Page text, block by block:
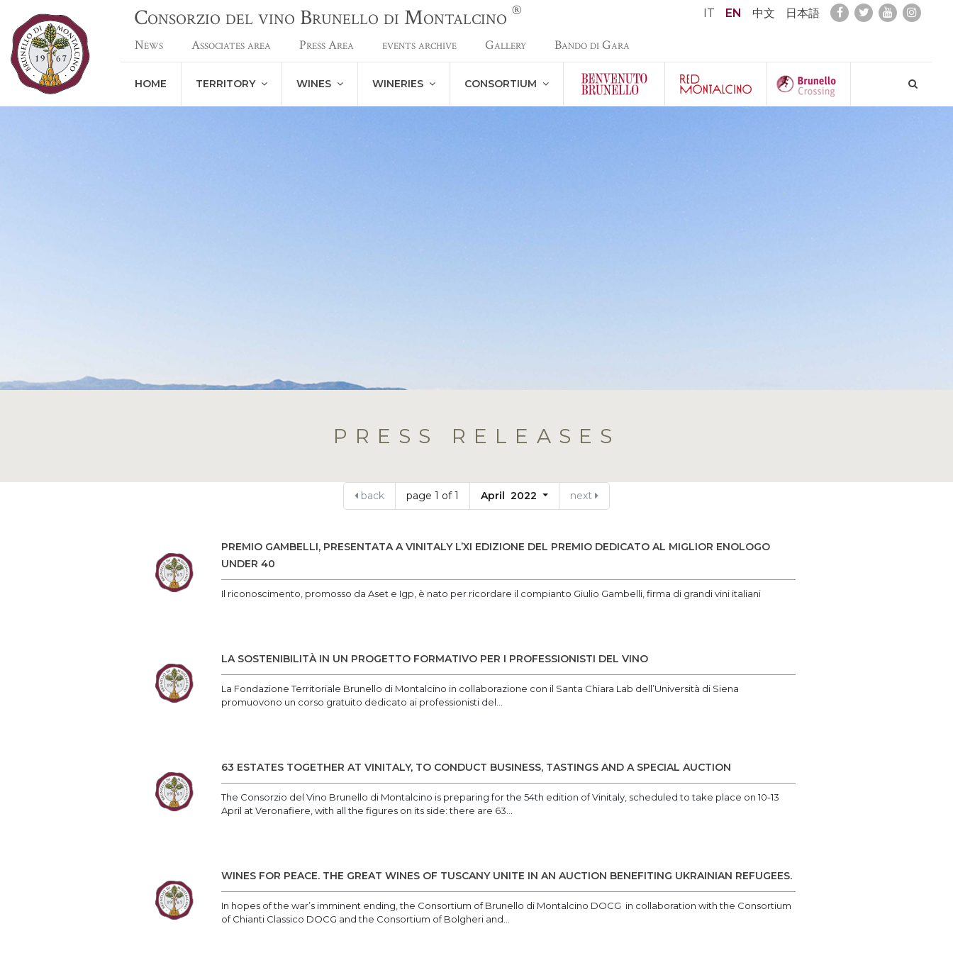
Consorzio del vino Brunello di Montalcino ® IT EN 中文 日本語
News Associates area Press Area events archive Gallery Bando di Gara
HOME TERRITORY WINES WINERIES CONSORTIUM
PRESS RELEASES
back page 1 of 1 April 2022 next
PREMIO GAMBELLI, PRESENTATA A VINITALY L’XI EDIZIONE DEL PREMIO DEDICATO AL MIGLIOR ENOLOGO
UNDER 40
Il riconoscimento, promosso da Aset e Igp, è nato per ricordare il compianto Giulio Gambelli, firma di grandi vini italiani
LA SOSTENIBILITÀ IN UN PROGETTO FORMATIVO PER I PROFESSIONISTI DEL VINO
La Fondazione Territoriale Brunello di Montalcino in collaborazione con il Santa Chiara Lab dell’Università di Siena
promuovono un corso gratuito dedicato ai professionisti del...
63 ESTATES TOGETHER AT VINITALY, TO CONDUCT BUSINESS, TASTINGS AND A SPECIAL AUCTION
The Consorzio del Vino Brunello di Montalcino is preparing for the 54th edition of Vinitaly, scheduled to take place on 10-13
April at Veronafiere, with all the figures on its side: there are 63...
WINES FOR PEACE. THE GREAT WINES OF TUSCANY UNITE IN AN AUCTION BENEFITING UKRAINIAN REFUGEES.
In hopes of the war’s imminent ending, the Consortium of Brunello di Montalcino DOCG in collaboration with the Consortium
of Chianti Classico DOCG and the Consortium of Bolgheri and...